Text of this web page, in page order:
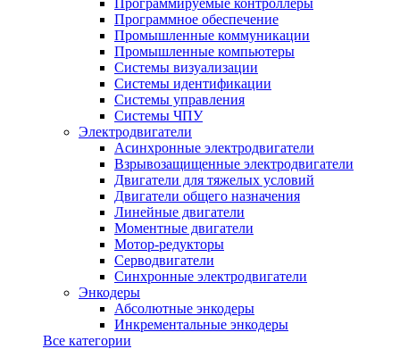
Программируемые контроллеры
Программное обеспечение
Промышленные коммуникации
Промышленные компьютеры
Системы визуализации
Системы идентификации
Системы управления
Системы ЧПУ
Электродвигатели
Асинхронные электродвигатели
Взрывозащищенные электродвигатели
Двигатели для тяжелых условий
Двигатели общего назначения
Линейные двигатели
Моментные двигатели
Мотор-редукторы
Серводвигатели
Синхронные электродвигатели
Энкодеры
Абсолютные энкодеры
Инкрементальные энкодеры
Все категории